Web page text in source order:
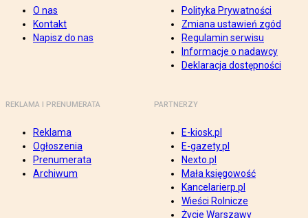
O nas
Kontakt
Napisz do nas
Polityka Prywatności
Zmiana ustawień zgód
Regulamin serwisu
Informacje o nadawcy
Deklaracja dostępności
REKLAMA I PRENUMERATA
Reklama
Ogłoszenia
Prenumerata
Archiwum
PARTNERZY
E-kiosk.pl
E-gazety.pl
Nexto.pl
Mała księgowość
Kancelarierp.pl
Wieści Rolnicze
Życie Warszawy